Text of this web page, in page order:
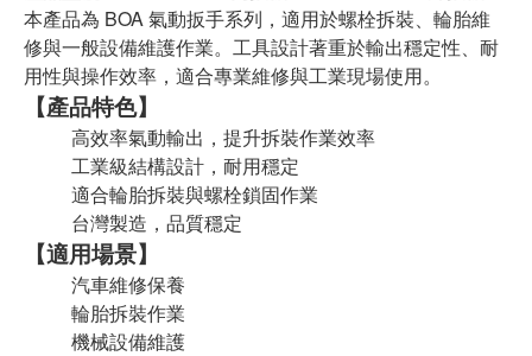
本產品為 BOA 氣動扳手系列，適用於螺栓拆裝、輪胎維
修與一般設備維護作業。工具設計著重於輸出穩定性、耐
用性與操作效率，適合專業維修與工業現場使用。
【產品特色】
高效率氣動輸出，提升拆裝作業效率
工業級結構設計，耐用穩定
適合輪胎拆裝與螺栓鎖固作業
台灣製造，品質穩定
【適用場景】
汽車維修保養
輪胎拆裝作業
機械設備維護